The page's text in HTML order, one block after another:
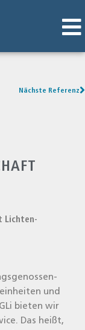
Nächste Referenz
Lich­ten­
und
bie­ten wir
Das heißt,